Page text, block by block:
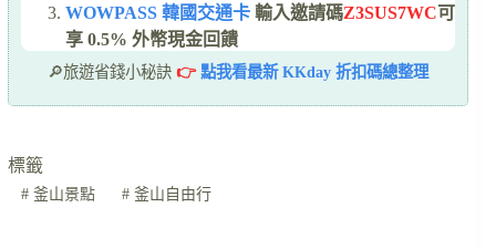
WOWPASS 韓國交通卡輸入邀請碼Z3SUS7WC可
享 0.5% 外幣現金回饋
🔎旅遊省錢小秘訣 👉點我看最新 KKday 折扣碼總整理
標籤
#釜山景點 #釜山自由行